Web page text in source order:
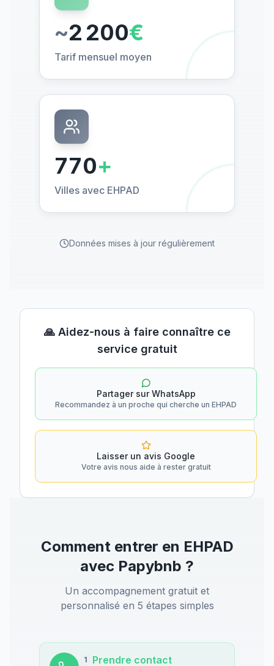
~2 200€
Tarif mensuel moyen
770+
Villes avec EHPAD
Données mises à jour régulièrement
🙏 Aidez-nous à faire connaître ce
service gratuit
Partager sur WhatsApp
Recommandez à un proche qui cherche un EHPAD
Laisser un avis Google
Votre avis nous aide à rester gratuit
Comment entrer en EHPAD
avec Papybnb ?
Un accompagnement gratuit et
personnalisé en 5 étapes simples
1 Prendre contact